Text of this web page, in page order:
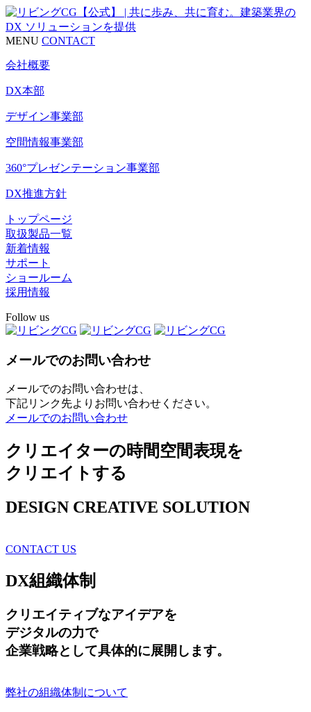
MENU CONTACT
会社概要
DX本部
デザイン事業部
空間情報事業部
360°プレゼンテーション事業部
DX推進方針
トップページ
取扱製品一覧
新着情報
サポート
ショールーム
採用情報
Follow us
メールでのお問い合わせ
メールでのお問い合わせは、
下記リンク先よりお問い合わせください。
メールでのお問い合わせ
クリエイターの時間空間表現を
クリエイトする
DESIGN CREATIVE SOLUTION
CONTACT US
DX組織体制
クリエイティブなアイデアを
デジタルの力で
企業戦略として具体的に展開します。
弊社の組織体制について